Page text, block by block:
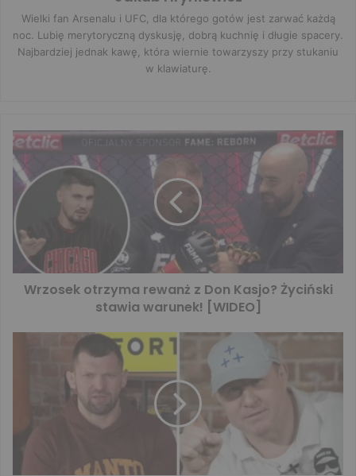
Wielki fan Arsenalu i UFC, dla którego gotów jest zarwać każdą
noc. Lubię merytoryczną dyskusję, dobrą kuchnię i długie spacery.
Najbardziej jednak kawę, która wiernie towarzyszy przy stukaniu
w klawiaturę.
Wrzosek otrzyma rewanż z Don Kasjo? Życiński
stawia warunek! [WIDEO]